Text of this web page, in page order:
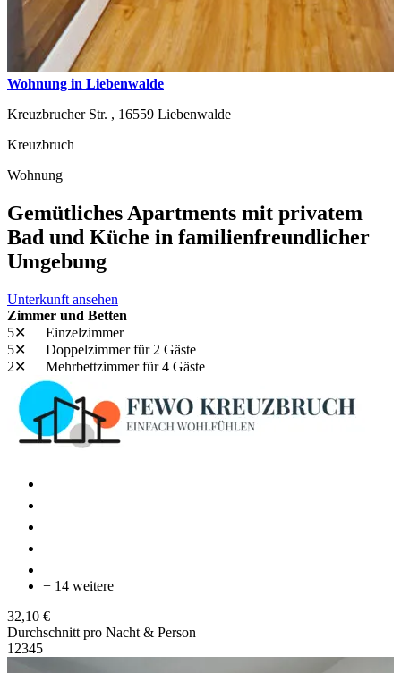
Wohnung in Liebenwalde
Kreuzbrucher Str. , 16559 Liebenwalde
Kreuzbruch
Wohnung
Gemütliches Apartments mit privatem
Bad und Küche in familienfreundlicher
Umgebung
Unterkunft ansehen
Zimmer und Betten
5✕
Einzelzimmer
5✕
Doppelzimmerfür 2 Gäste
2✕
Mehrbettzimmerfür 4 Gäste
+ 14 weitere
32,10 €
Durchschnitt pro Nacht & Person
1 2345